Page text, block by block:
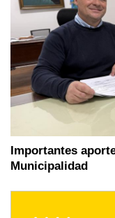
Importantes
Municipalidad